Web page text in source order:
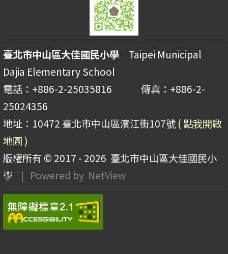
臺北市中山區大佳國民小學 Taipei Municipal
Dajia Elementary School
電話：+886-2-25035816 傳真：+886-2-
25024356
地址：10472 臺北市中山區濱江街107號 ( 點我開啟
地圖 )
版權所有 © 2017 - 2026 臺北市中山區大佳國民小
學
| Powered by NetView